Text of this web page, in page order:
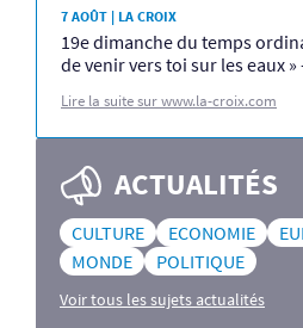
7 AOÛT | LA CROIX
19e dimanche du temps
de venir vers toi sur les eaux »
Lire la suite sur www.la-croix.com
ACTUALITÉS
CULTURE ECONOMIE
MONDE
POLITIQUE
Voir tous les sujets actualités